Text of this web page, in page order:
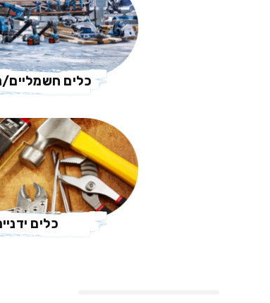
כלים
כלים חשמליים/